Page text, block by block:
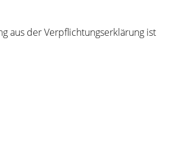
aus der Verpflichtungserklärung ist